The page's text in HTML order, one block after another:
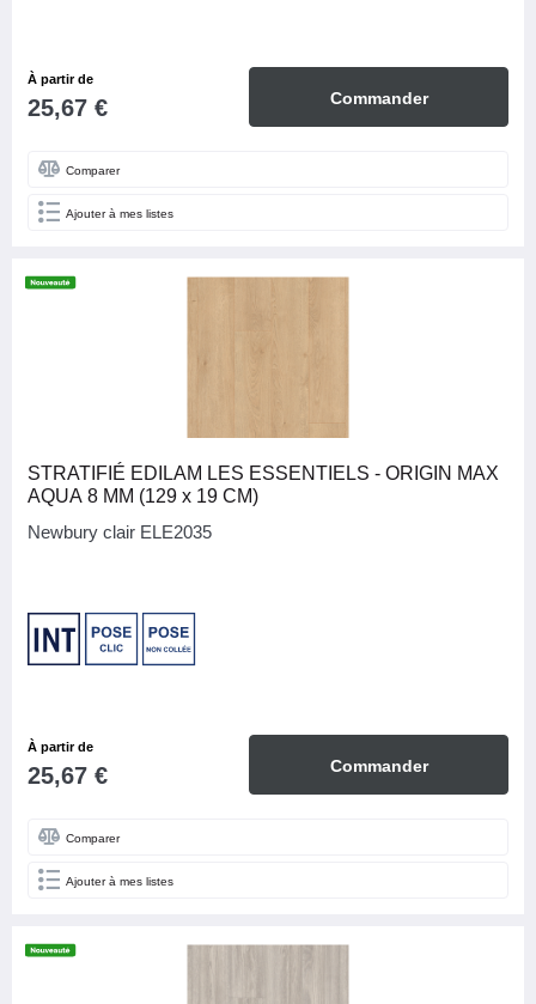
À partir de
25,67 € Commander
Comparer
Ajouter à mes listes
STRATIFIÉ EDILAM LES ESSENTIELS - ORIGIN MAX
AQUA 8 MM (129 x 19 CM)
Newbury clair ELE2035
À partir de
25,67 € Commander
Comparer
Ajouter à mes listes